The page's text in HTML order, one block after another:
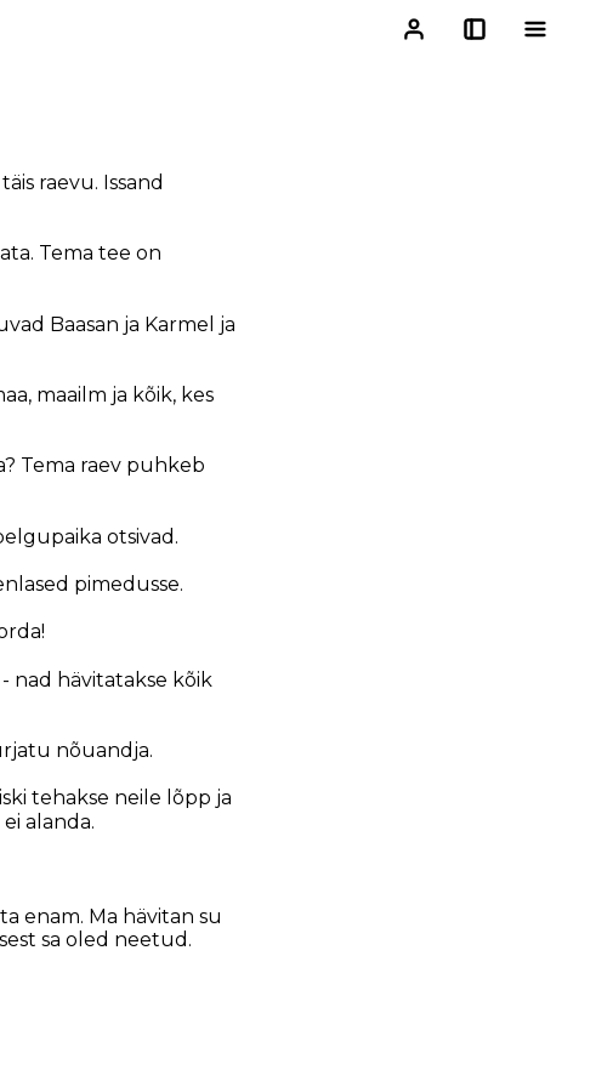
raevu. Issand
Tema tee on
Baasan ja Karmel ja
maailm ja kõik, kes
Tema raev puhkeb
otsivad.
pimedusse.
nad hävitatakse kõik
nõuandja.
tehakse neile lõpp ja
alanda.
enam. Ma hävitan su
sa oled neetud.